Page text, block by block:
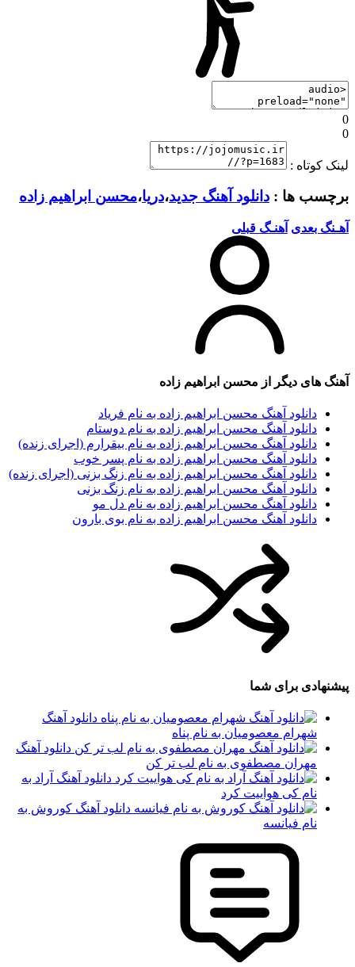
0
0
لینک کوتاه :
برچسب ها : دانلود آهنگ جدید،دریا،محسن ابراهیم زاده
آهـنگ بعدی آهنـگ قبلی
آهنگ های دیگر از محسن ابراهیم زاده
دانلود آهنگ محسن ابراهیم زاده به نام فریاد
دانلود آهنگ محسن ابراهیم زاده به نام دوستام
دانلود آهنگ محسن ابراهیم زاده به نام بیقرارم (اجرای زنده)
دانلود آهنگ محسن ابراهیم زاده به نام پسر خوب
دانلود آهنگ محسن ابراهیم زاده به نام زنگ بزنی (اجرای زنده)
دانلود آهنگ محسن ابراهیم زاده به نام زنگ بزنی
دانلود آهنگ محسن ابراهیم زاده به نام دل مو
دانلود آهنگ محسن ابراهیم زاده به نام بوی بارون
پیشنهادی برای شما
دانلود آهنگ
شهرام معصومیان به نام پناه
دانلود آهنگ
مهران مصطفوی به نام لب تر کن
دانلود آهنگ آراد به
نام کی هواییت کرد
دانلود آهنگ کوروش به
نام فیانسه